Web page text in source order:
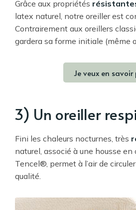
Grâce aux propriétés
latex naturel, notre oreiller est
Contrairement aux oreillers
gardera sa forme initiale (même
Je veux en savoir
3) Un oreiller
Fini les chaleurs nocturnes, très
naturel, associé à une housse
Tencel®, permet à l’air de
qualité.